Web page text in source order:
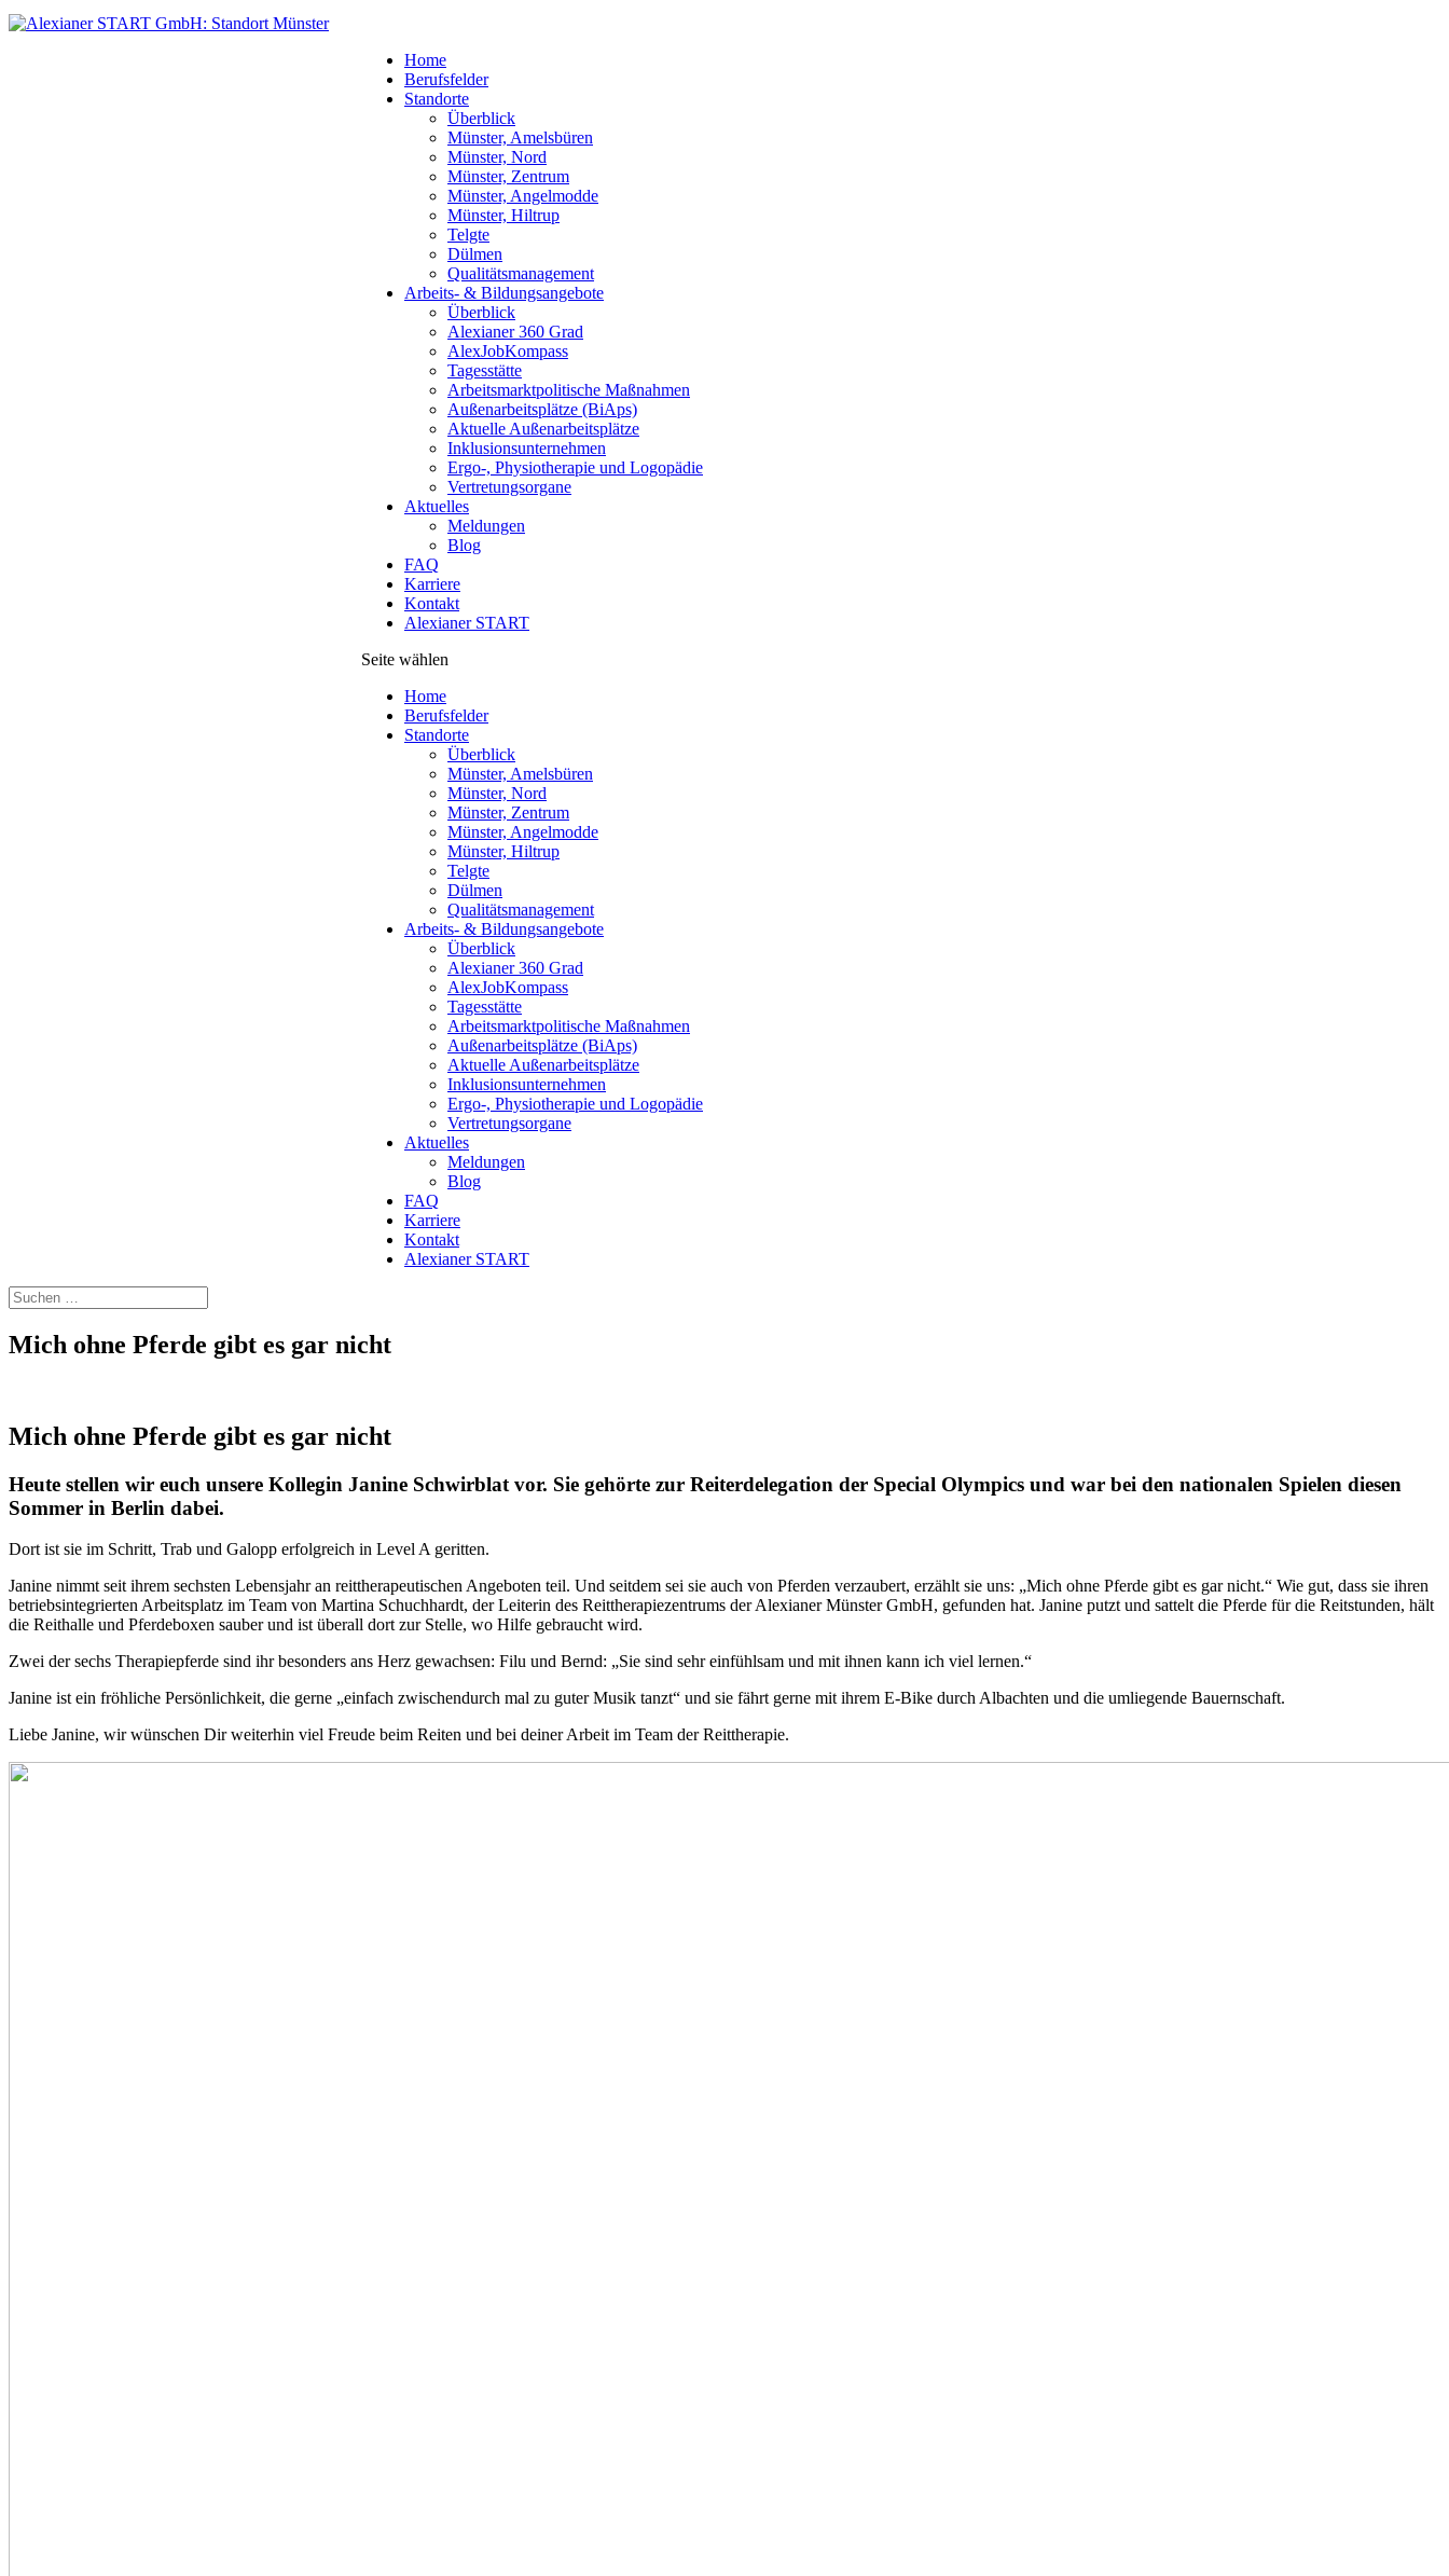
Home
Berufsfelder
Standorte
Überblick
Münster, Amelsbüren
Münster, Nord
Münster, Zentrum
Münster, Angelmodde
Münster, Hiltrup
Telgte
Dülmen
Qualitätsmanagement
Arbeits- & Bildungsangebote
Überblick
Alexianer 360 Grad
AlexJobKompass
Tagesstätte
Arbeitsmarktpolitische Maßnahmen
Außenarbeitsplätze (BiAps)​
Aktuelle Außenarbeitsplätze
Inklusionsunternehmen
Ergo-, Physiotherapie und Logopädie
Vertretungsorgane
Aktuelles
Meldungen
Blog
FAQ
Karriere
Kontakt
Alexianer START
Seite wählen
Home
Berufsfelder
Standorte
Überblick
Münster, Amelsbüren
Münster, Nord
Münster, Zentrum
Münster, Angelmodde
Münster, Hiltrup
Telgte
Dülmen
Qualitätsmanagement
Arbeits- & Bildungsangebote
Überblick
Alexianer 360 Grad
AlexJobKompass
Tagesstätte
Arbeitsmarktpolitische Maßnahmen
Außenarbeitsplätze (BiAps)​
Aktuelle Außenarbeitsplätze
Inklusionsunternehmen
Ergo-, Physiotherapie und Logopädie
Vertretungsorgane
Aktuelles
Meldungen
Blog
FAQ
Karriere
Kontakt
Alexianer START
Mich ohne Pferde gibt es gar nicht
Mich ohne Pferde gibt es gar nicht
Heute stellen wir euch unsere Kollegin Janine Schwirblat vor. Sie gehörte zur Reiterdelegation der Special Olympics und war bei den nationalen Spielen diesen
Sommer in Berlin dabei.
Dort ist sie im Schritt, Trab und Galopp erfolgreich in Level A geritten.
Janine nimmt seit ihrem sechsten Lebensjahr an reittherapeutischen Angeboten teil. Und seitdem sei sie auch von Pferden verzaubert, erzählt sie uns: „Mich ohne Pferde gibt es gar nicht.“ Wie gut, dass sie ihren
betriebsintegrierten Arbeitsplatz im Team von Martina Schuchhardt, der Leiterin des Reittherapiezentrums der Alexianer Münster GmbH, gefunden hat. Janine putzt und sattelt die Pferde für die Reitstunden, hält
die Reithalle und Pferdeboxen sauber und ist überall dort zur Stelle, wo Hilfe gebraucht wird.
Zwei der sechs Therapiepferde sind ihr besonders ans Herz gewachsen: Filu und Bernd: „Sie sind sehr einfühlsam und mit ihnen kann ich viel lernen.“
Janine ist ein fröhliche Persönlichkeit, die gerne „einfach zwischendurch mal zu guter Musik tanzt“ und sie fährt gerne mit ihrem E-Bike durch Albachten und die umliegende Bauernschaft.
Liebe Janine, wir wünschen Dir weiterhin viel Freude beim Reiten und bei deiner Arbeit im Team der Reittherapie.